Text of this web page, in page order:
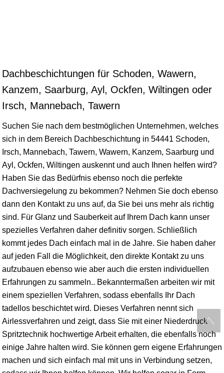
Dachbeschichtungen für Schoden, Wawern,
Kanzem, Saarburg, Ayl, Ockfen, Wiltingen oder
Irsch, Mannebach, Tawern
Suchen Sie nach dem bestmöglichen Unternehmen, welches
sich in dem Bereich Dachbeschichtung in 54441 Schoden,
Irsch, Mannebach, Tawern, Wawern, Kanzem, Saarburg und
Ayl, Ockfen, Wiltingen auskennt und auch Ihnen helfen wird?
Haben Sie das Bedürfnis ebenso noch die perfekte
Dachversiegelung zu bekommen? Nehmen Sie doch ebenso
dann den Kontakt zu uns auf, da Sie bei uns mehr als richtig
sind. Für Glanz und Sauberkeit auf Ihrem Dach kann unser
spezielles Verfahren daher definitiv sorgen. Schließlich
kommt jedes Dach einfach mal in de Jahre. Sie haben daher
auf jeden Fall die Möglichkeit, den direkte Kontakt zu uns
aufzubauen ebenso wie aber auch die ersten individuellen
Erfahrungen zu sammeln.. Bekanntermaßen arbeiten wir mit
einem speziellen Verfahren, sodass ebenfalls Ihr Dach
tadellos beschichtet wird. Dieses Verfahren nennt sich
Airlessverfahren und zeigt, dass Sie mit einer Niederdruck
Spritztechnik hochwertige Arbeit erhalten, die ebenfalls noch
einige Jahre halten wird. Sie können gern eigene Erfahrungen
machen und sich einfach mal mit uns in Verbindung setzen,